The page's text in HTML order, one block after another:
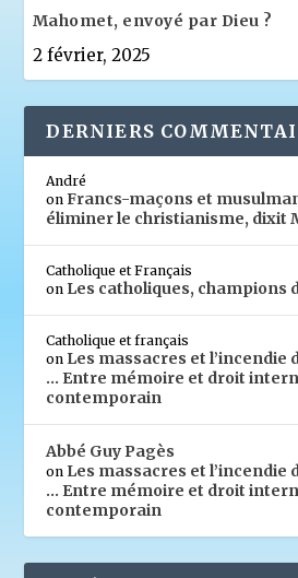
Mahomet, envoyé par Dieu ?
2 février, 2025
DERNIERS
André
onFrancs-maçons et
éliminer le christianisme, dixit
Catholique et Français
on Les catholiques, champions
Catholique et français
on Les massacres et l’incendie
… Entre mémoire et droit
contemporain
Abbé Guy Pagès
on Les massacres et l’incendie
… Entre mémoire et droit
contemporain